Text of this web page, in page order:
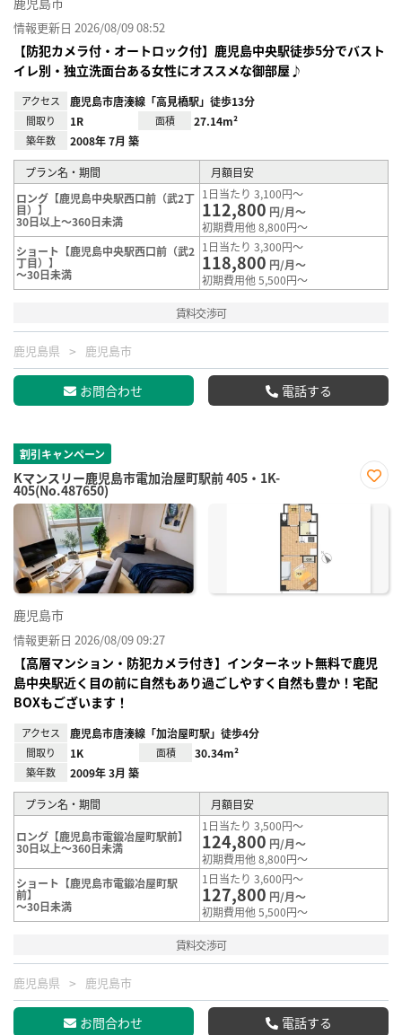
情報更新日 2026/08/09 08:52
【防犯カメラ付・オートロック付】鹿児島中央駅徒歩5分でバスト
イレ別・独立洗面台ある女性にオススメな御部屋♪
アクセス 鹿児島市唐湊線「高見橋駅」徒歩13分
間取り 1R 面積 27.14m²
築年数 2008年 7月 築
プラン名・期間
月額目安
ロング【鹿児島中央駅西口前（武2丁
目）】
30日以上～360日未満
1日当たり 3,100円～
112,800 円/月～
初期費用他 8,800円～
ショート【鹿児島中央駅西口前（武2
丁目）】
～30日未満
1日当たり 3,300円～
118,800 円/月～
初期費用他 5,500円～
賃料交渉可
鹿児島県 鹿児島市
お問合わせ 電話する
割引キャンペーン
Kマンスリー鹿児島市電加治屋町駅前 405・1K-
405(No.487650)
に入
鹿児島市
情報更新日 2026/08/09 09:27
【高層マンション・防犯カメラ付き】インターネット無料で鹿児
島中央駅近く目の前に自然もあり過ごしやすく自然も豊か！宅配
BOXもございます！
アクセス 鹿児島市唐湊線「加治屋町駅」徒歩4分
間取り 1K 面積 30.34m²
築年数 2009年 3月 築
プラン名・期間 月額目安
ロング【鹿児島市電鍛冶屋町駅前】
30日以上～360日未満
1日当たり 3,500円～
124,800 円/月～
初期費用他 8,800円～
ショート【鹿児島市電鍛冶屋町駅
前】
～30日未満
1日当たり 3,600円～
127,800 円/月～
初期費用他 5,500円～
賃料交渉可
鹿児島県 鹿児島市
お問合わせ 電話する